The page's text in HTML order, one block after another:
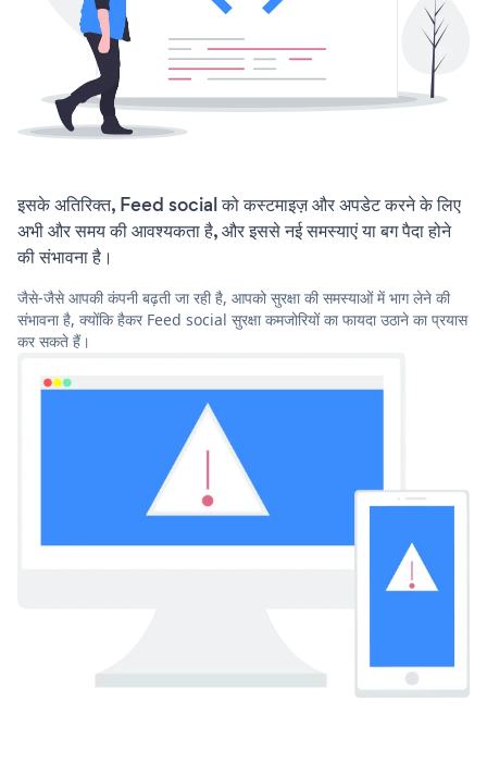
इसके अतिरिक्त, Feed social को कस्टमाइज़ और अपडेट करने के लिए
अभी और समय की आवश्यकता है, और इससे नई समस्याएं या बग पैदा होने
की संभावना है।
जैसे-जैसे आपकी कंपनी बढ़ती जा रही है, आपको सुरक्षा की समस्याओं में भाग लेने की
संभावना है, क्योंकि हैकर Feed social सुरक्षा कमजोरियों का फायदा उठाने का प्रयास
कर सकते हैं।